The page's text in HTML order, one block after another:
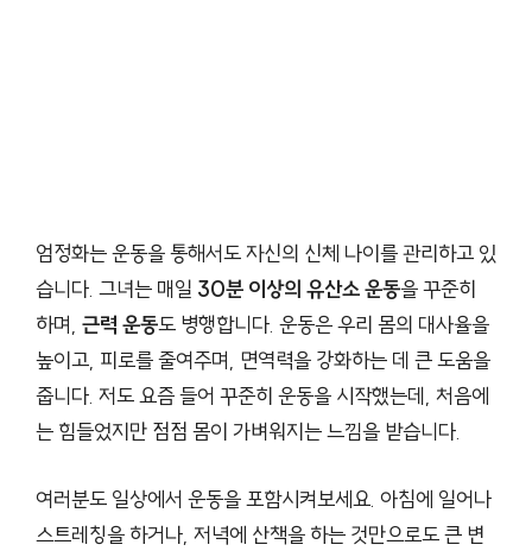
엄정화는 운동을 통해서도 자신의 신체 나이를 관리하고 있
습니다. 그녀는 매일 30분 이상의 유산소 운동을 꾸준히
하며, 근력 운동도 병행합니다. 운동은 우리 몸의 대사율을
높이고, 피로를 줄여주며, 면역력을 강화하는 데 큰 도움을
줍니다. 저도 요즘 들어 꾸준히 운동을 시작했는데, 처음에
는 힘들었지만 점점 몸이 가벼워지는 느낌을 받습니다.
여러분도 일상에서 운동을 포함시켜보세요. 아침에 일어나
스트레칭을 하거나, 저녁에 산책을 하는 것만으로도 큰 변